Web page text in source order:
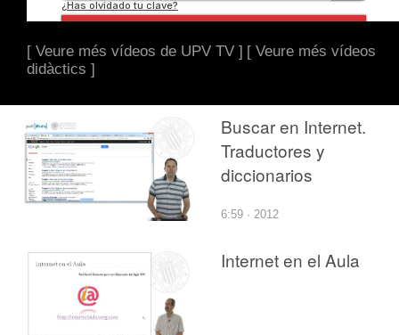
[ Veure més vídeos de UPV TV ] [ Veure més vídeos
didàctics ]
Buscar en Internet.
Traductores y
diccionarios
6:59 · 2012
Internet en el Aula